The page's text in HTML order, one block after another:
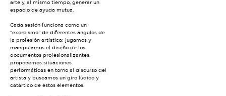
arte y, al mismo tiempo, generar un
espacio de ayuda mutua.
Cada sesión funciona como un
“exorcismo” de diferentes ángulos de
la profesión artística: jugamos y
manipulamos el diseño de los
documentos profesionalizantes,
proponemos situaciones
performáticas en torno al discurso del
artista y buscamos un giro lúdico y
catártico de estos elementos.